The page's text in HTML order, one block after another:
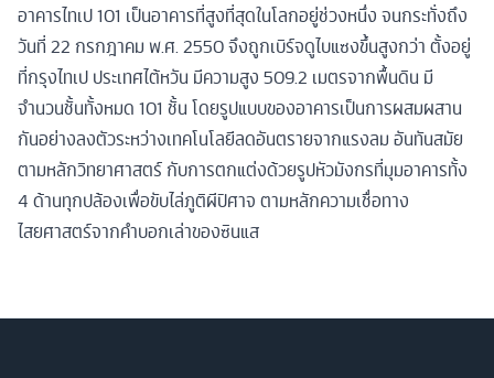
อาคารไทเป 101 เป็นอาคารที่สูงที่สุดในโลกอยู่ช่วงหนึ่ง จนกระทั่งถึง
วันที่ 22 กรกฎาคม พ.ศ. 2550 จึงถูกเบิร์จดูไบแซงขึ้นสูงกว่า ตั้งอยู่
ที่กรุงไทเป ประเทศไต้หวัน มีความสูง 509.2 เมตรจากพื้นดิน มี
จำนวนชั้นทั้งหมด 101 ชั้น โดยรูปแบบของอาคารเป็นการผสมผสาน
กันอย่างลงตัวระหว่างเทคโนโลยีลดอันตรายจากแรงลม อันทันสมัย
ตามหลักวิทยาศาสตร์ กับการตกแต่งด้วยรูปหัวมังกรที่มุมอาคารทั้ง
4 ด้านทุกปล้องเพื่อขับไล่ภูติผีปิศาจ ตามหลักความเชื่อทาง
ไสยศาสตร์จากคำบอกเล่าของซินแส